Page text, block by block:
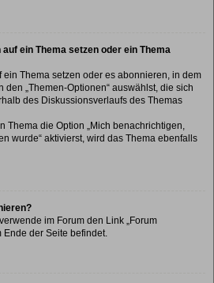
ein Thema setzen oder ein Thema
Thema setzen oder es abonnieren, in dem
„Themen-Optionen“ auswählst, die sich
des Diskussionsverlaufs des Themas
Thema die Option „Mich benachrichtigen,
wurde“ aktivierst, wird das Thema ebenfalls
im Forum den Link „Forum
Ende der Seite befindet.